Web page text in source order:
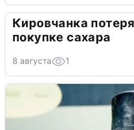
Кировчанка
покупке сахара
8 августа 1